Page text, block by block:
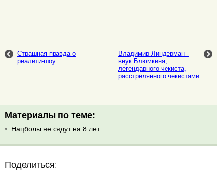
Страшная правда о
реалити-шоу
Владимир Линдерман -
внук Блюмкина,
легендарного чекиста,
расстрелянного чекистами
Материалы по теме:
Нацболы не сядут на 8 лет
Поделиться: